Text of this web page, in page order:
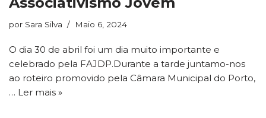
por Sara Silva Maio 6, 2024
O dia 30 de abril foi um dia muito importante e
celebrado pela FAJDP.Durante a tarde juntamo-nos
ao roteiro promovido pela Câmara Municipal do Porto,
… Ler mais »